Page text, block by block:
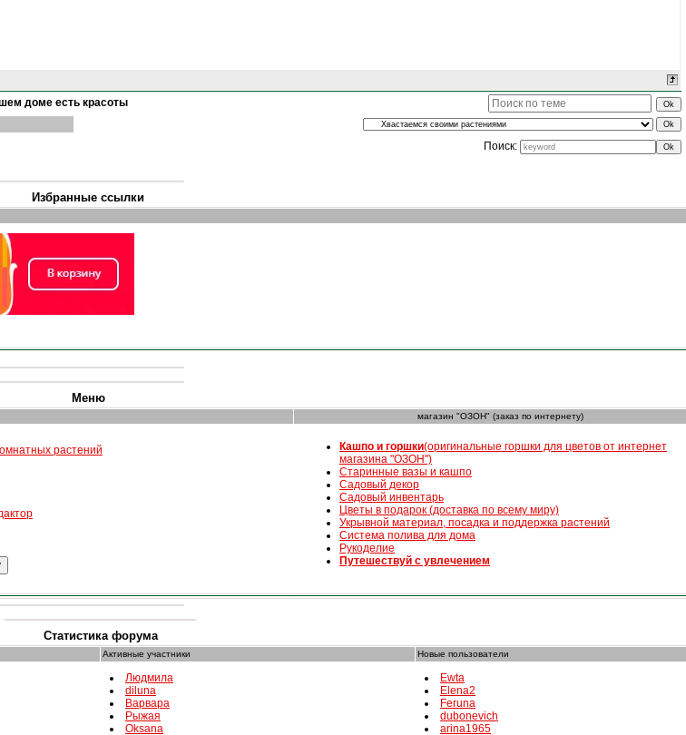
доме есть красоты
Поиск:
Избранные ссылки
Меню
магазин "ОЗОН" (заказ по интернету)
растений
Кашпо и горшки(оригинальные горшки для цветов от интернет
магазина "ОЗОН")
Старинные вазы и кашпо
Садовый декор
Садовый инвентарь
Цветы в подарок (доставка по всему миру)
Укрывной материал, посадка и поддержка растений
Система полива для дома
Рукоделие
Путешествуй с увлечением
Статистика форума
Активные участники Новые пользователи
Людмила
diluna
Варвара
Рыжая
Oksana
Ewta
Elena2
Feruna
dubonevich
arina1965